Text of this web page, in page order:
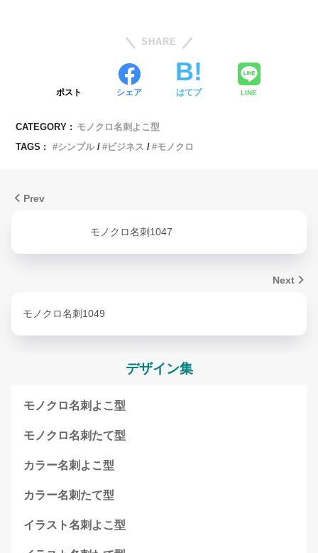
SHARE
ポスト シェア はてブ LINE
CATEGORY : モノクロ名刺よこ型
TAGS :
シンプル ビジネス モノクロ
Prev
モノクロ名刺1047
Next
モノクロ名刺1049
デザイン集
モノクロ名刺よこ型
モノクロ名刺たて型
カラー名刺よこ型
カラー名刺たて型
イラスト名刺よこ型